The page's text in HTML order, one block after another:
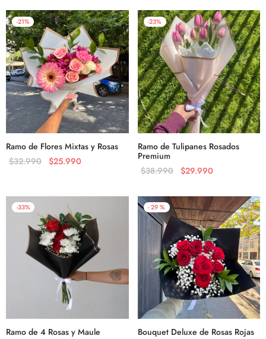
-21%
Ramo de Flores Mixtas y Rosas
$32.990 $25.990
-23%
Ramo de Tulipanes Rosados
Premium
$38.990 $29.990
-33%
Ramo de 4 Rosas y Maule
- 29 %
Bouquet Deluxe de Rosas Rojas